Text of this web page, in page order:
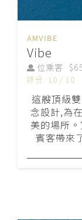
AMVIBE
Vibe
位乘客
評分: 10 / 10
這艘頂級
念設計,為
美的場所
賓客帶來